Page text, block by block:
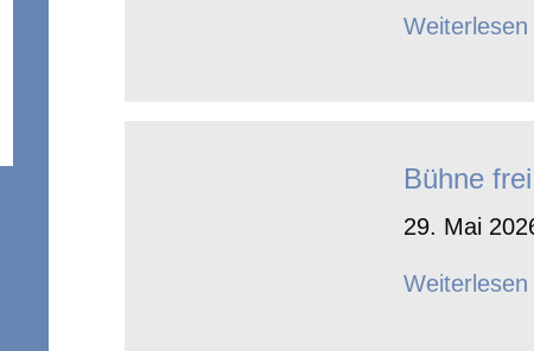
Weiterlesen
Bühne frei
29. Mai
Weiterlesen